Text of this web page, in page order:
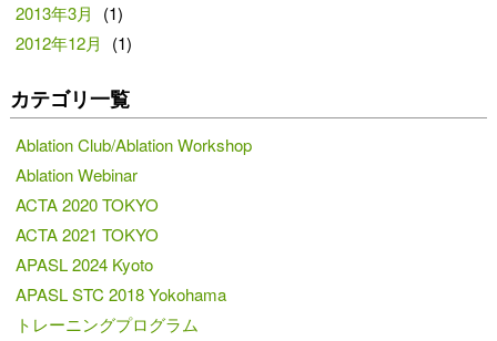
2013年3月
(1)
2012年12月
(1)
カテゴリ一覧
Ablation Club/Ablation Workshop
Ablation Webinar
ACTA 2020 TOKYO
ACTA 2021 TOKYO
APASL 2024 Kyoto
APASL STC 2018 Yokohama
トレーニングプログラム